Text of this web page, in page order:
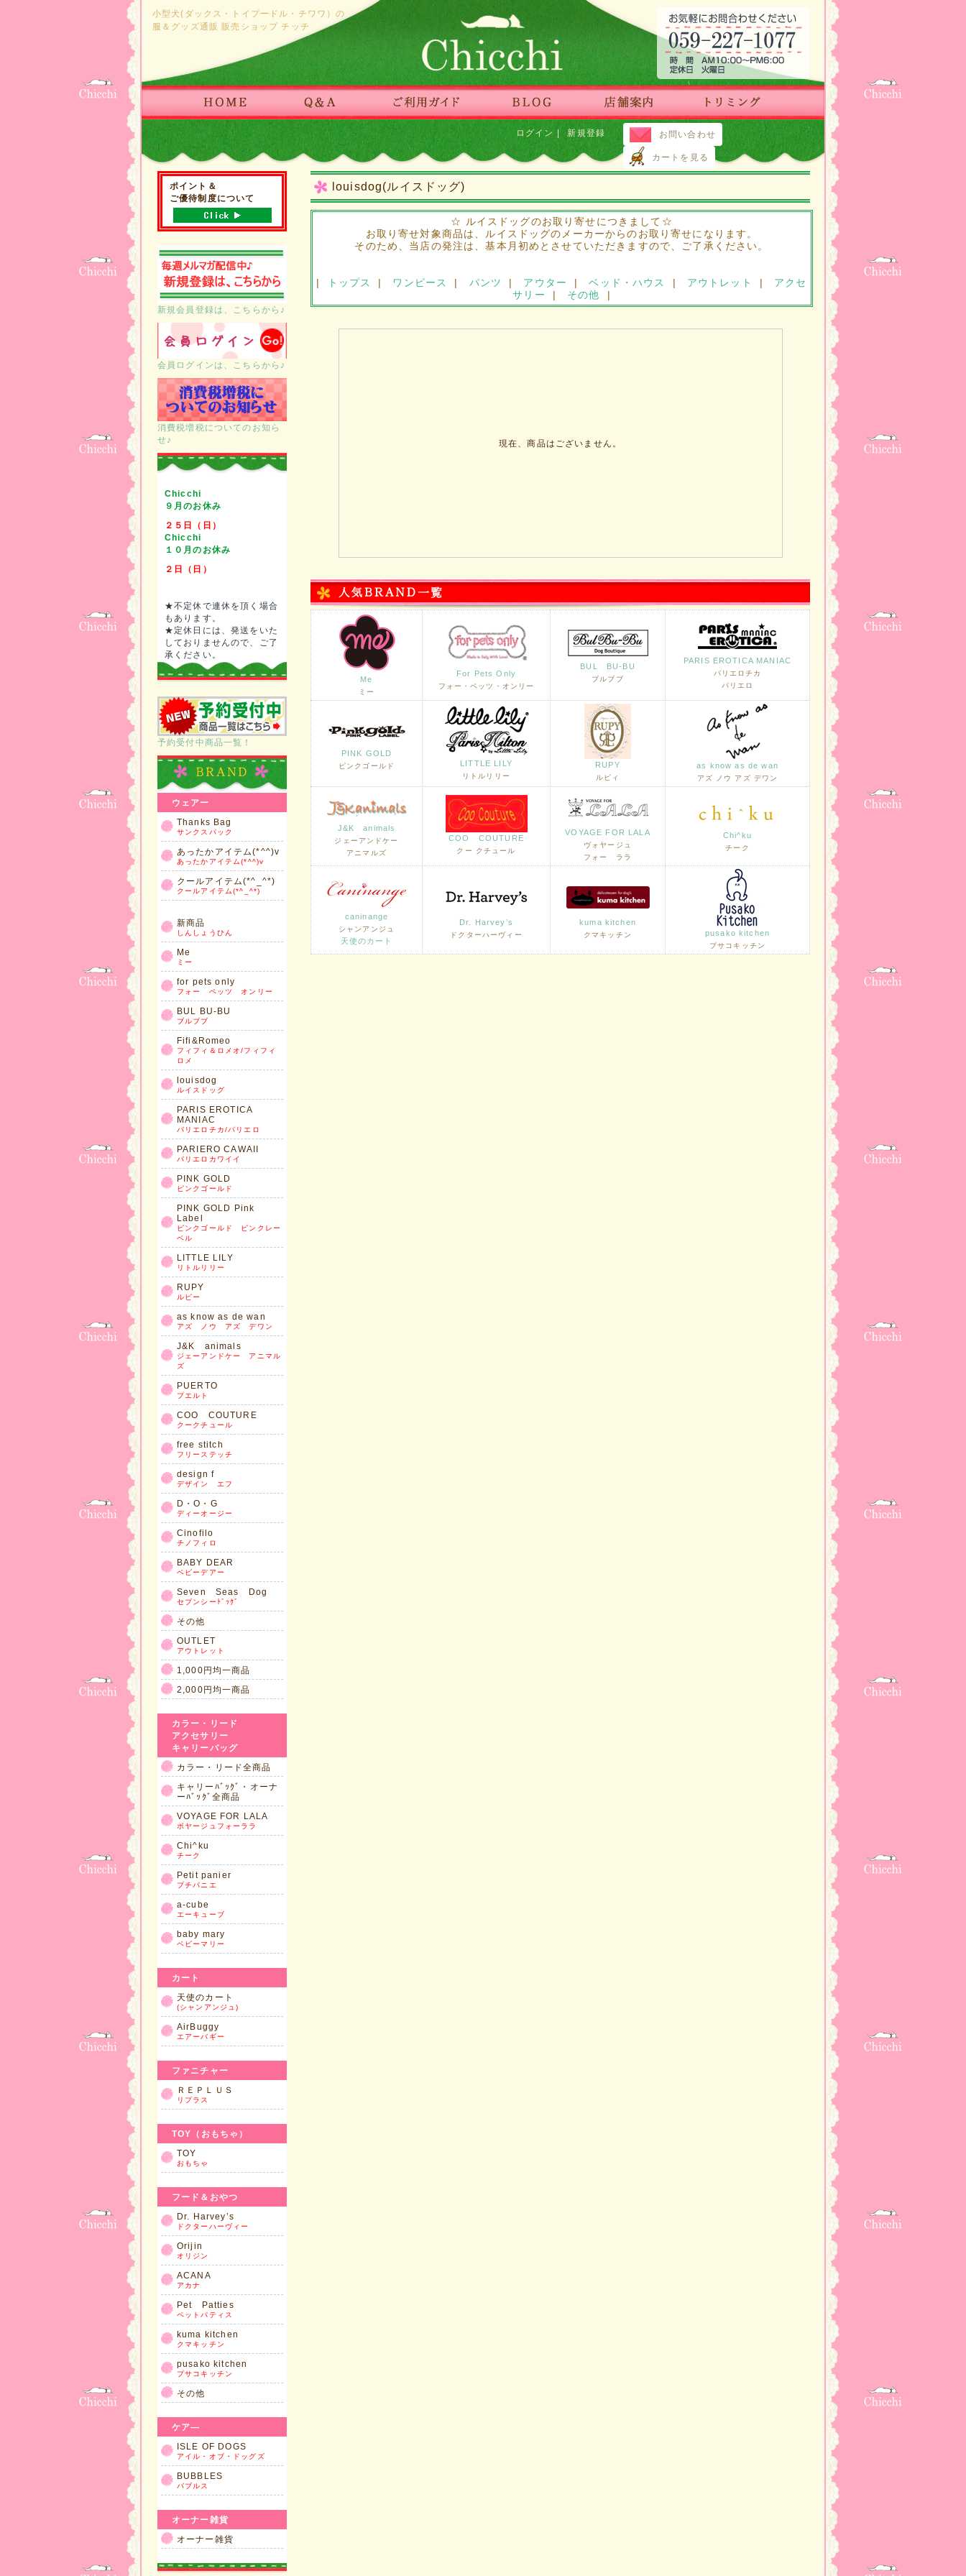
小型犬(ダックス・トイプードル・チワワ）の
服＆グッズ通販 販売ショップ チッチ
お問い合わせ
カートを見る
新規登録
ログイン |
ポイント＆
ご優待制度について
新規会員登録は、こちらから♪
会員ログインは、こちらから♪
消費税増税についてのお知ら
せ♪
Chicchi
９月のお休み
２５日（日）
Chicchi
１０月のお休み
２日（日）
★不定休で連休を頂く場合
もあります。
★定休日には、発送をいた
しておりませんので、ご了
承ください。
予約受付中商品一覧！
ウェアー
Thanks Bag
サンクスパック
あったかアイテム(*^^)v
あったかアイテム(*^^)v
クールアイテム(*^_^*)
クールアイテム(*^_^*)
新商品
しんしょうひん
Me
ミー
for pets only
フォー ペッツ オンリー
BUL BU-BU
ブルブブ
Fifi&Romeo
フィフィ＆ロメオ/フィフィ
ロメ
louisdog
ルイスドッグ
PARIS EROTICA
MANIAC
パリエロチカ/パリエロ
PARIERO CAWAII
パリエロカワイイ
PINK GOLD
ピンクゴールド
PINK GOLD Pink
Label
ピンクゴールド ピンクレー
ベル
LITTLE LILY
リトルリリー
RUPY
ルピー
as know as de wan
アズ ノウ アズ デワン
J&K animals
ジェーアンドケー アニマル
ズ
PUERTO
プエルト
COO COUTURE
クークチュール
free stitch
フリーステッチ
design f
デザイン エフ
D・O・G
ディーオージー
Cinofilo
チノフィロ
BABY DEAR
ベビーデアー
Seven Seas Dog
セブンシーﾄﾞｯｸﾞ
その他
OUTLET
アウトレット
1,000円均一商品
2,000円均一商品
カラー・リード
アクセサリー
キャリーバッグ
カラー・リード全商品
キャリーﾊﾞｯｸﾞ・オーナ
ーﾊﾞｯｸﾞ全商品
VOYAGE FOR LALA
ボヤージュフォーララ
Chi^ku
チーク
Petit panier
プチパニエ
a-cube
エーキューブ
baby mary
ベビーマリー
カート
天使のカート
(シャンアンジュ)
AirBuggy
エアーバギー
ファニチャー
ＲＥＰＬＵＳ
リプラス
TOY（おもちゃ）
TOY
おもちゃ
フード＆おやつ
Dr. Harvey’s
ドクターハーヴィー
Orijin
オリジン
ACANA
アカナ
Pet Patties
ペットパティス
kuma kitchen
クマキッチン
pusako kitchen
プサコキッチン
その他
ケア―
ISLE OF DOGS
アイル・オブ・ドッグズ
BUBBLES
バブルス
オーナー雑貨
オーナー雑貨
louisdog(ルイスドッグ)
☆ ルイスドッグのお取り寄せにつきまして☆
お取り寄せ対象商品は、ルイスドッグのメーカーからのお取り寄せになります。
そのため、当店の発注は、基本月初めとさせていただきますので、ご了承ください。
| トップス | ワンピース | パンツ | アウター | ベッド・ハウス | アウトレット |
アクセ
サリー
| その他 |
現在、商品はございません。
Me
ミー
For Pets Only
フォー・ペッツ・オンリー
BUL BU-BU
ブルブブ
PARIS EROTICA MANIAC
パリエロチカ
パリエロ
PINK GOLD
ピンクゴールド LITTLE LILY
リトルリリー
RUPY
ルピィ
as know as de wan
アズ ノウ アズ デワン
J&K animals
ジェーアンドケー
アニマルズ
COO COUTURE
クー クチュール
VOYAGE FOR LALA
ヴォヤージュ
フォー ララ
Chi^ku
チーク
caninange
シャンアンジュ
天使のカート
Dr. Harvey’s
ドクターハーヴィー
kuma kitchen
クマキッチン pusako kitchen
プサコキッチン